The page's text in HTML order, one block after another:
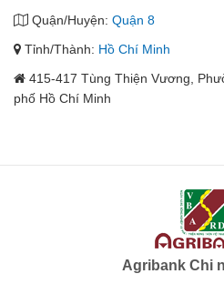
Quận/Huyện: Quận 8
Tỉnh/Thành: Hồ Chí Minh
415-417 Tùng Thiện Vương,
phố Hồ Chí Minh
Agribank Chi